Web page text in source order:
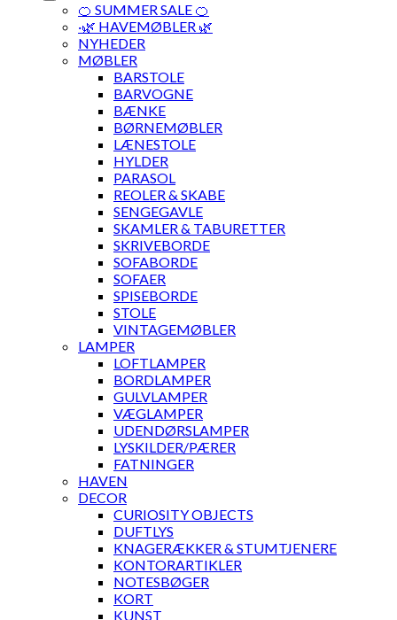
🍊 SUMMER SALE 🍊
·🌿 HAVEMØBLER 🌿
NYHEDER
MØBLER
BARSTOLE
BARVOGNE
BÆNKE
BØRNEMØBLER
LÆNESTOLE
HYLDER
PARASOL
REOLER & SKABE
SENGEGAVLE
SKAMLER & TABURETTER
SKRIVEBORDE
SOFABORDE
SOFAER
SPISEBORDE
STOLE
VINTAGEMØBLER
LAMPER
LOFTLAMPER
BORDLAMPER
GULVLAMPER
VÆGLAMPER
UDENDØRSLAMPER
LYSKILDER/PÆRER
FATNINGER
HAVEN
DECOR
CURIOSITY OBJECTS
DUFTLYS
KNAGERÆKKER & STUMTJENERE
KONTORARTIKLER
NOTESBØGER
KORT
KUNST